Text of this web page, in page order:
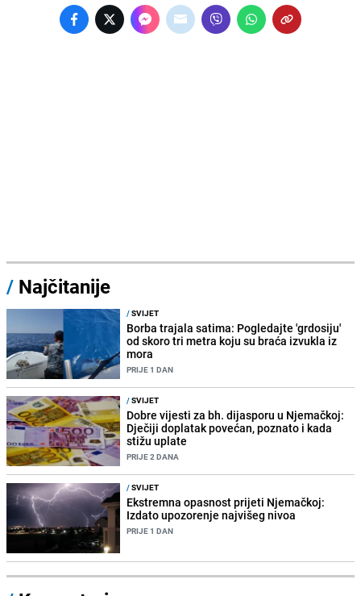
/ Najčitanije
/SVIJET
Borba trajala satima: Pogledajte 'grdosiju'
od skoro tri metra koju su braća izvukla iz
mora
PRIJE 1 DAN
/SVIJET
Dobre vijesti za bh. dijasporu u Njemačkoj:
Dječiji doplatak povećan, poznato i kada
stižu uplate
PRIJE 2 DANA
/SVIJET
Ekstremna opasnost prijeti Njemačkoj:
Izdato upozorenje najvišeg nivoa
PRIJE 1 DAN